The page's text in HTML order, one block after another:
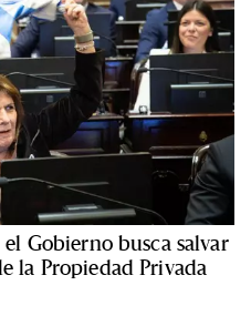
Gobierno busca salvar
la Propiedad Privada